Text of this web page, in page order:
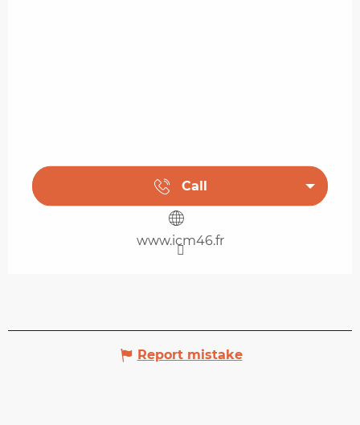
Call
www.icm46.fr
Report mistake